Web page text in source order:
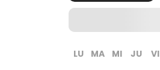
LU MA MI JU VI